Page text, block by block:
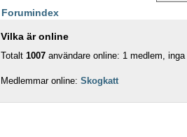
Forumindex
Vilka är online
Totalt 1007 användare online: 1 medlem,
Medlemmar online: Skogkatt